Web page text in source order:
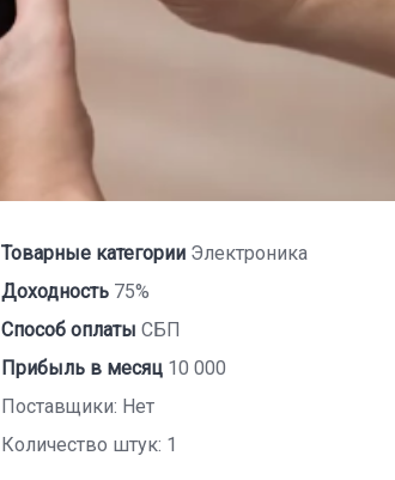
Товарные категорииЭлектроника
Доходность75%
Способ оплаты СБП
Прибыль в месяц10 000
Поставщики: Нет
Количество штук: 1